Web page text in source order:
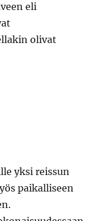
eli
olivat
yksi reissun
paikalliseen